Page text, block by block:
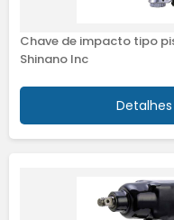
Chave de impacto tipo
Shinano Inc
Detalhes